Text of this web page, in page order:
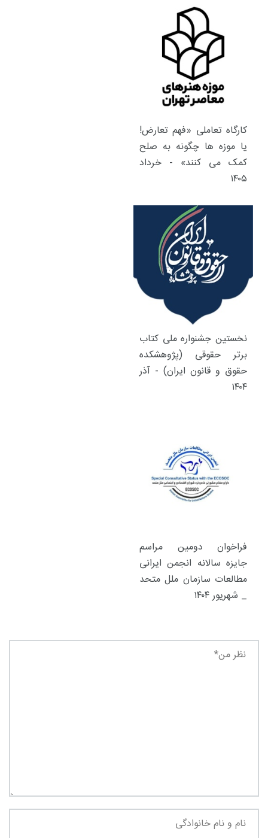
کارگاه تعاملی «فهم تعارض!
یا موزه ها چگونه به صلح
کمک می کنند» - خرداد
۱۴۰۵
نخستین جشنواره ملی کتاب
برتر حقوقی (پژوهشکده
حقوق و قانون ایران) - آذر
۱۴۰۴
فراخوان دومین مراسم
جایزه سالانه انجمن ایرانی
مطالعات سازمان ملل متحد
_ شهریور ۱۴۰۴